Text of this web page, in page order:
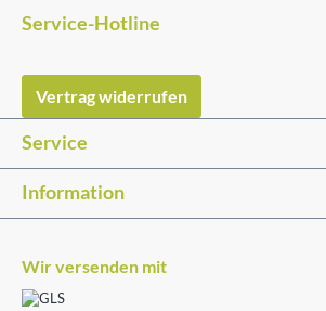
Service-Hotline
Vertrag widerrufen
Service
Information
Wir versenden mit